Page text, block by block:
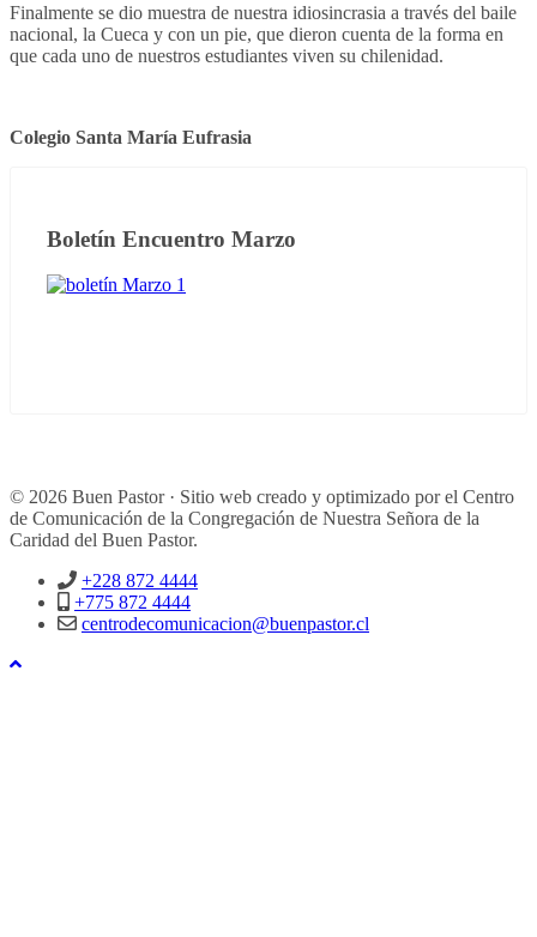
Finalmente se dio muestra de nuestra idiosincrasia a través del baile
nacional, la Cueca y con un pie, que dieron cuenta de la forma en
que cada uno de nuestros estudiantes viven su chilenidad.
Colegio Santa María Eufrasia
Boletín Encuentro Marzo
© 2026 Buen Pastor · Sitio web creado y optimizado por el Centro
de Comunicación de la Congregación de Nuestra Señora de la
Caridad del Buen Pastor.
+228 872 4444
+775 872 4444
centrodecomunicacion@buenpastor.cl